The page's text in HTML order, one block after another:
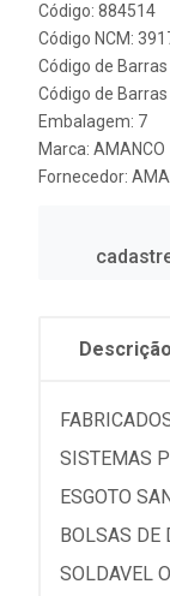
Código: 884514
Código NCM:
Código de
Código de
Embalagem: 7
Marca: AMANCO
Fornecedor:
Descrição
SISTEMAS
ESGOTO
BOLSAS DE
SOLDAVEL